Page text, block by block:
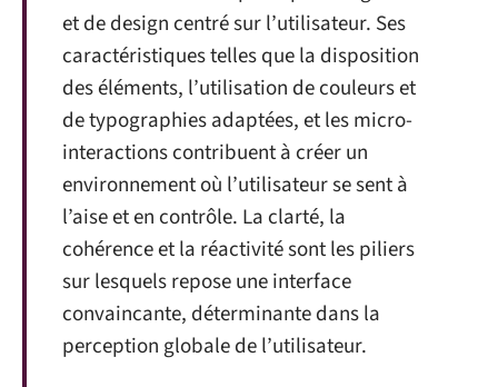
et de design centré sur l’utilisateur. Ses
caractéristiques telles que la disposition
des éléments, l’utilisation de couleurs et
de typographies adaptées, et les micro-
interactions contribuent à créer un
environnement où l’utilisateur se sent à
l’aise et en contrôle. La clarté, la
cohérence et la réactivité sont les piliers
sur lesquels repose une interface
convaincante, déterminante dans la
perception globale de l’utilisateur.